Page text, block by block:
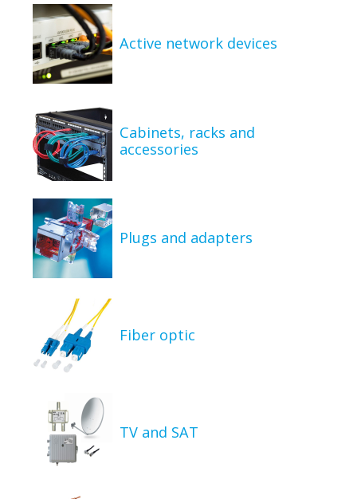
Active network devices
Cabinets, racks and
accessories
Plugs and adapters
Fiber optic
TV and SAT